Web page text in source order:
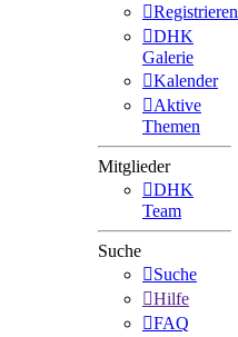
Registrieren
DHK
Galerie
Kalender
Aktive
Themen
Mitglieder
DHK
Team
Suche
Suche
Hilfe
FAQ